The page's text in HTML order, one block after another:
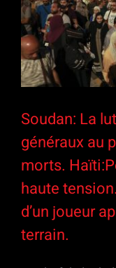
Soudan: La
généraux au
morts.
haute
d’un joueur
terrain.